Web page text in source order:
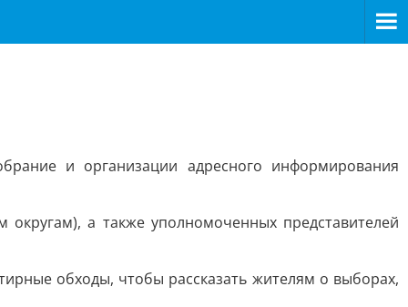
и организации адресного информирования
а также уполномоченных представителей
обходы, чтобы рассказать жителям о выборах,